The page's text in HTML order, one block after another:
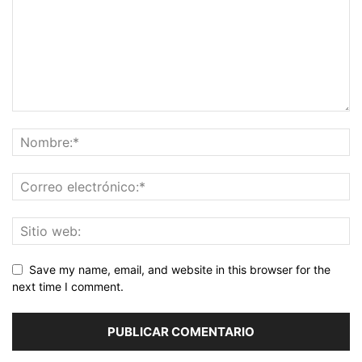
Save my name, email, and website in this browser for the
next time I comment.